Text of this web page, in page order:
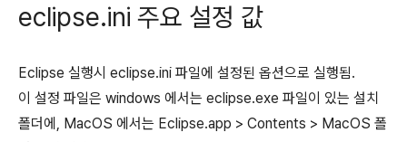
eclipse.ini 주요 설정 값
Eclipse 실행시 eclipse.ini 파일에 설정된 옵션으로 실행됨.
이 설정 파일은 windows 에서는 eclipse.exe 파일이 있는 설치
폴더에, MacOS 에서는 Eclipse.app > Contents > MacOS 폴